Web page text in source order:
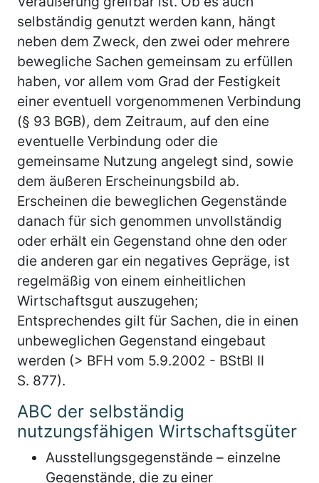
selbständig genutzt werden kann, hängt
neben dem Zweck, den zwei oder mehrere
bewegliche Sachen gemeinsam zu erfüllen
haben, vor allem vom Grad der Festigkeit
einer eventuell vorgenommenen Verbindung
(§ 93 BGB), dem Zeitraum, auf den eine
eventuelle Verbindung oder die
gemeinsame Nutzung angelegt sind, sowie
dem äußeren Erscheinungsbild ab.
Erscheinen die beweglichen Gegenstände
danach für sich genommen unvollständig
oder erhält ein Gegenstand ohne den oder
die anderen gar ein negatives Gepräge, ist
regelmäßig von einem einheitlichen
Wirtschaftsgut auszugehen;
Entsprechendes gilt für Sachen, die in einen
unbeweglichen Gegenstand eingebaut
werden (> BFH vom 5.9.2002 - BStBl II
S. 877).
ABC der selbständig
nutzungsfähigen Wirtschaftsgüter
Ausstellungsgegenstände – einzelne
Gegenstände, die zu einer